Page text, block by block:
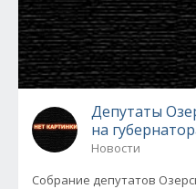
Депутаты
на
Новости
Собрание депутатов